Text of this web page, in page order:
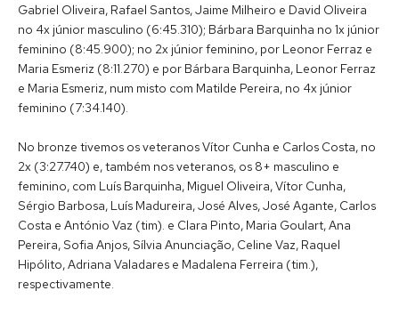
Gabriel Oliveira, Rafael Santos, Jaime Milheiro e David Oliveira
no 4x júnior masculino (6:45.310); Bárbara Barquinha no 1x júnior
feminino (8:45.900); no 2x júnior feminino, por Leonor Ferraz e
Maria Esmeriz (8:11.270) e por Bárbara Barquinha, Leonor Ferraz
e Maria Esmeriz, num misto com Matilde Pereira, no 4x júnior
feminino (7:34.140).
No bronze tivemos os veteranos Vítor Cunha e Carlos Costa, no
2x (3:27.740) e, também nos veteranos, os 8+ masculino e
feminino, com Luís Barquinha, Miguel Oliveira, Vítor Cunha,
Sérgio Barbosa, Luís Madureira, José Alves, José Agante, Carlos
Costa e António Vaz (tim). e Clara Pinto, Maria Goulart, Ana
Pereira, Sofia Anjos, Sílvia Anunciação, Celine Vaz, Raquel
Hipólito, Adriana Valadares e Madalena Ferreira (tim.),
respectivamente.